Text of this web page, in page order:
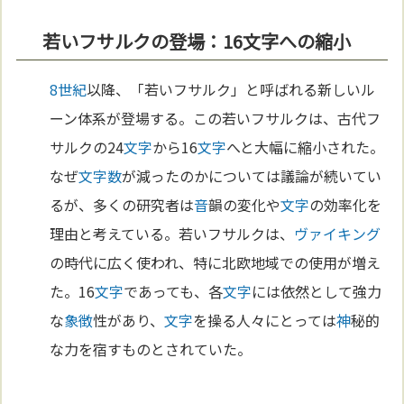
若いフサルクの登場：16文字への縮小
8世紀以降、「若いフサルク」と呼ばれる新しいル
ーン体系が登場する。この若いフサルクは、古代フ
サルクの24文字から16文字へと大幅に縮小された。
なぜ文字数が減ったのかについては議論が続いてい
るが、多くの研究者は音韻の変化や文字の効率化を
理由と考えている。若いフサルクは、 ヴァイキング
の時代に広く使われ、特に北欧地域での使用が増え
た。16文字であっても、各文字には依然として強力
な象徴性があり、文字を操る人々にとっては神秘的
な力を宿すものとされていた。